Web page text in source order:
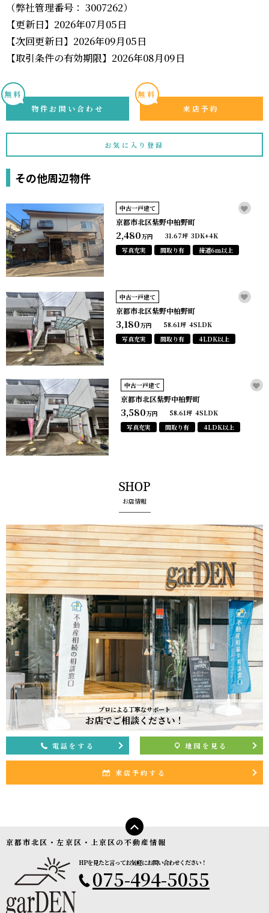
（弊社管理番号： 3007262）
【更新日】2026年07月05日
【次回更新日】2026年09月05日
【取引条件の有効期限】2026年08月09日
無料
物件お問い合わせ
無料
来店予約
お気に入り登録
その他周辺物件
中古一戸建て
京都市北区紫野中柏野町
2,480万円 31.67坪 3DK+4K
写真充実
間取り有 接道6ｍ以上
中古一戸建て
京都市北区紫野中柏野町
3,180万円 58.61坪 4SLDK
写真充実
間取り有 4LDK以上
中古一戸建て
京都市北区紫野中柏野町
3,580万円 58.61坪 4SLDK
写真充実
間取り有 4LDK以上
SHOP
お店情報
プロによる丁寧なサポート
お店でご相談ください！
電話をする 地図を見る
来店予約する
京都市北区・左京区・上京区の不動産情報
HPを見たと言ってお気軽にお問い合わせください！
075-494-5055